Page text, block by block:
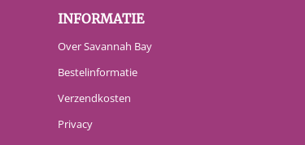
INFORMATIE
Over Savannah Bay
Bestelinformatie
Verzendkosten
Privacy